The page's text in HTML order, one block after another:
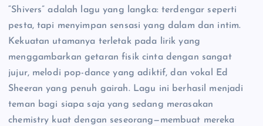
“Shivers” adalah lagu yang langka: terdengar seperti
pesta, tapi menyimpan sensasi yang dalam dan intim.
Kekuatan utamanya terletak pada lirik yang
menggambarkan getaran fisik cinta dengan sangat
jujur, melodi pop-dance yang adiktif, dan vokal Ed
Sheeran yang penuh gairah. Lagu ini berhasil menjadi
teman bagi siapa saja yang sedang merasakan
chemistry kuat dengan seseorang—membuat mereka